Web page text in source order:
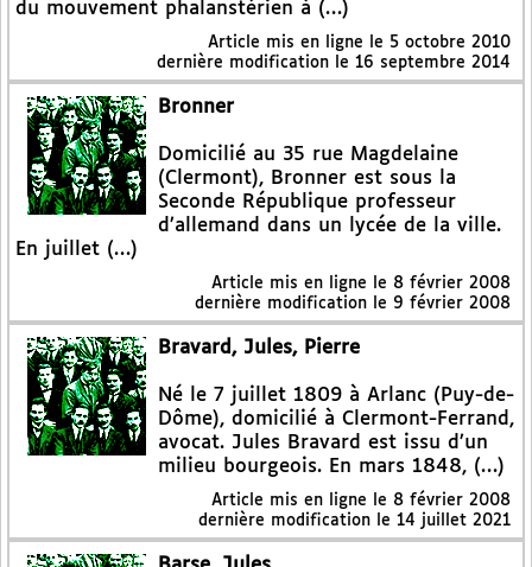
du mouvement phalanstérien à (…)
Article mis en ligne le 5 octobre 2010
dernière modification le 16 septembre 2014
Bronner
Domicilié au 35 rue Magdelaine
(Clermont), Bronner est sous la
Seconde République professeur
d’allemand dans un lycée de la ville.
En juillet (…)
Article mis en ligne le 8 février 2008
dernière modification le 9 février 2008
Bravard, Jules, Pierre
Né le 7 juillet 1809 à Arlanc (Puy-de-
Dôme), domicilié à Clermont-Ferrand,
avocat. Jules Bravard est issu d’un
milieu bourgeois. En mars 1848, (…)
Article mis en ligne le 8 février 2008
dernière modification le 14 juillet 2021